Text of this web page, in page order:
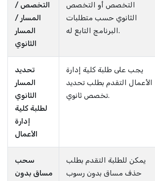
التخصص /
المسار /
المسار
الثانوي
التخصص أو التخصص
الثانوي حسب متطلبات
البرنامج التابع له.
تحديد
المسار
الثانوي
لطلبة كلية
إدارة
الأعمال
يجب على طلبة كلية إدارة
الأعمال التقدم بطلب تحديد
تخصص ثانوي.
سحب
مساق بدون
يمكن للطلبة التقدم بطلب
حذف مساق بدون رسوب